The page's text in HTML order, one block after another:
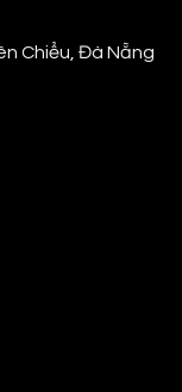
Chiểu, Đà Nẵng